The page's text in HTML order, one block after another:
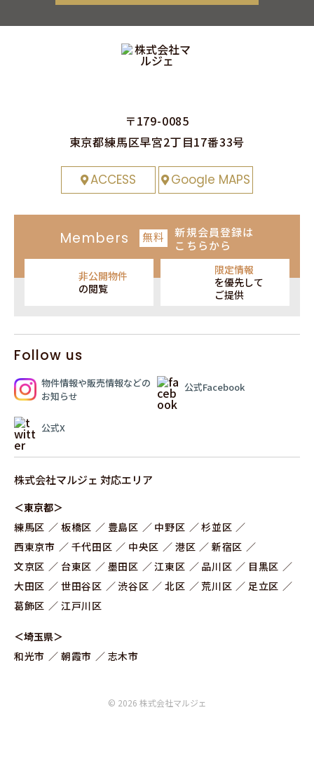
〒179-0085
東京都練⾺区早宮2丁⽬17番33号
ACCESS Google MAPS
Follow us
物件情報や販売情報などの
お知らせ
公式Facebook
公式X
Members 無料 新規会員登録は
こちらから
非公開物件
の閲覧
限定情報
を優先して
ご提供
株式会社マルジェ 対応エリア
＜東京都＞
練⾺区
板橋区 豊島区 中野区
杉並区
⻄東京市
千代田区 中央区 港区
新宿区
文京区
台東区 墨田区 江東区 品川区
目黒区
大田区
世田谷区 渋谷区 北区 荒川区
足立区
葛飾区
江戸川区
＜埼玉県＞
和光市
朝霞市 志木市
© 2026 株式会社マルジェ